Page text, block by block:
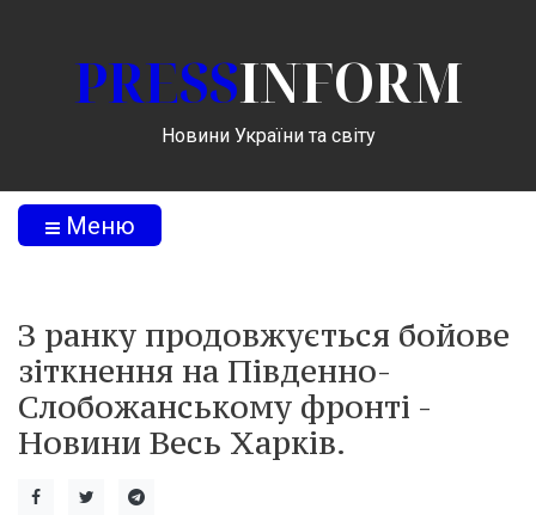
PRESSINFORM
Новини України та світу
Меню
З ранку продовжується бойове
зіткнення на Південно-
Слобожанському фронті -
Новини Весь Харків.